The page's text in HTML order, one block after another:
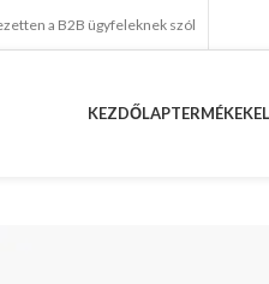
a B2B ügyfeleknek szól
KEZDŐLAPTERMÉKEK